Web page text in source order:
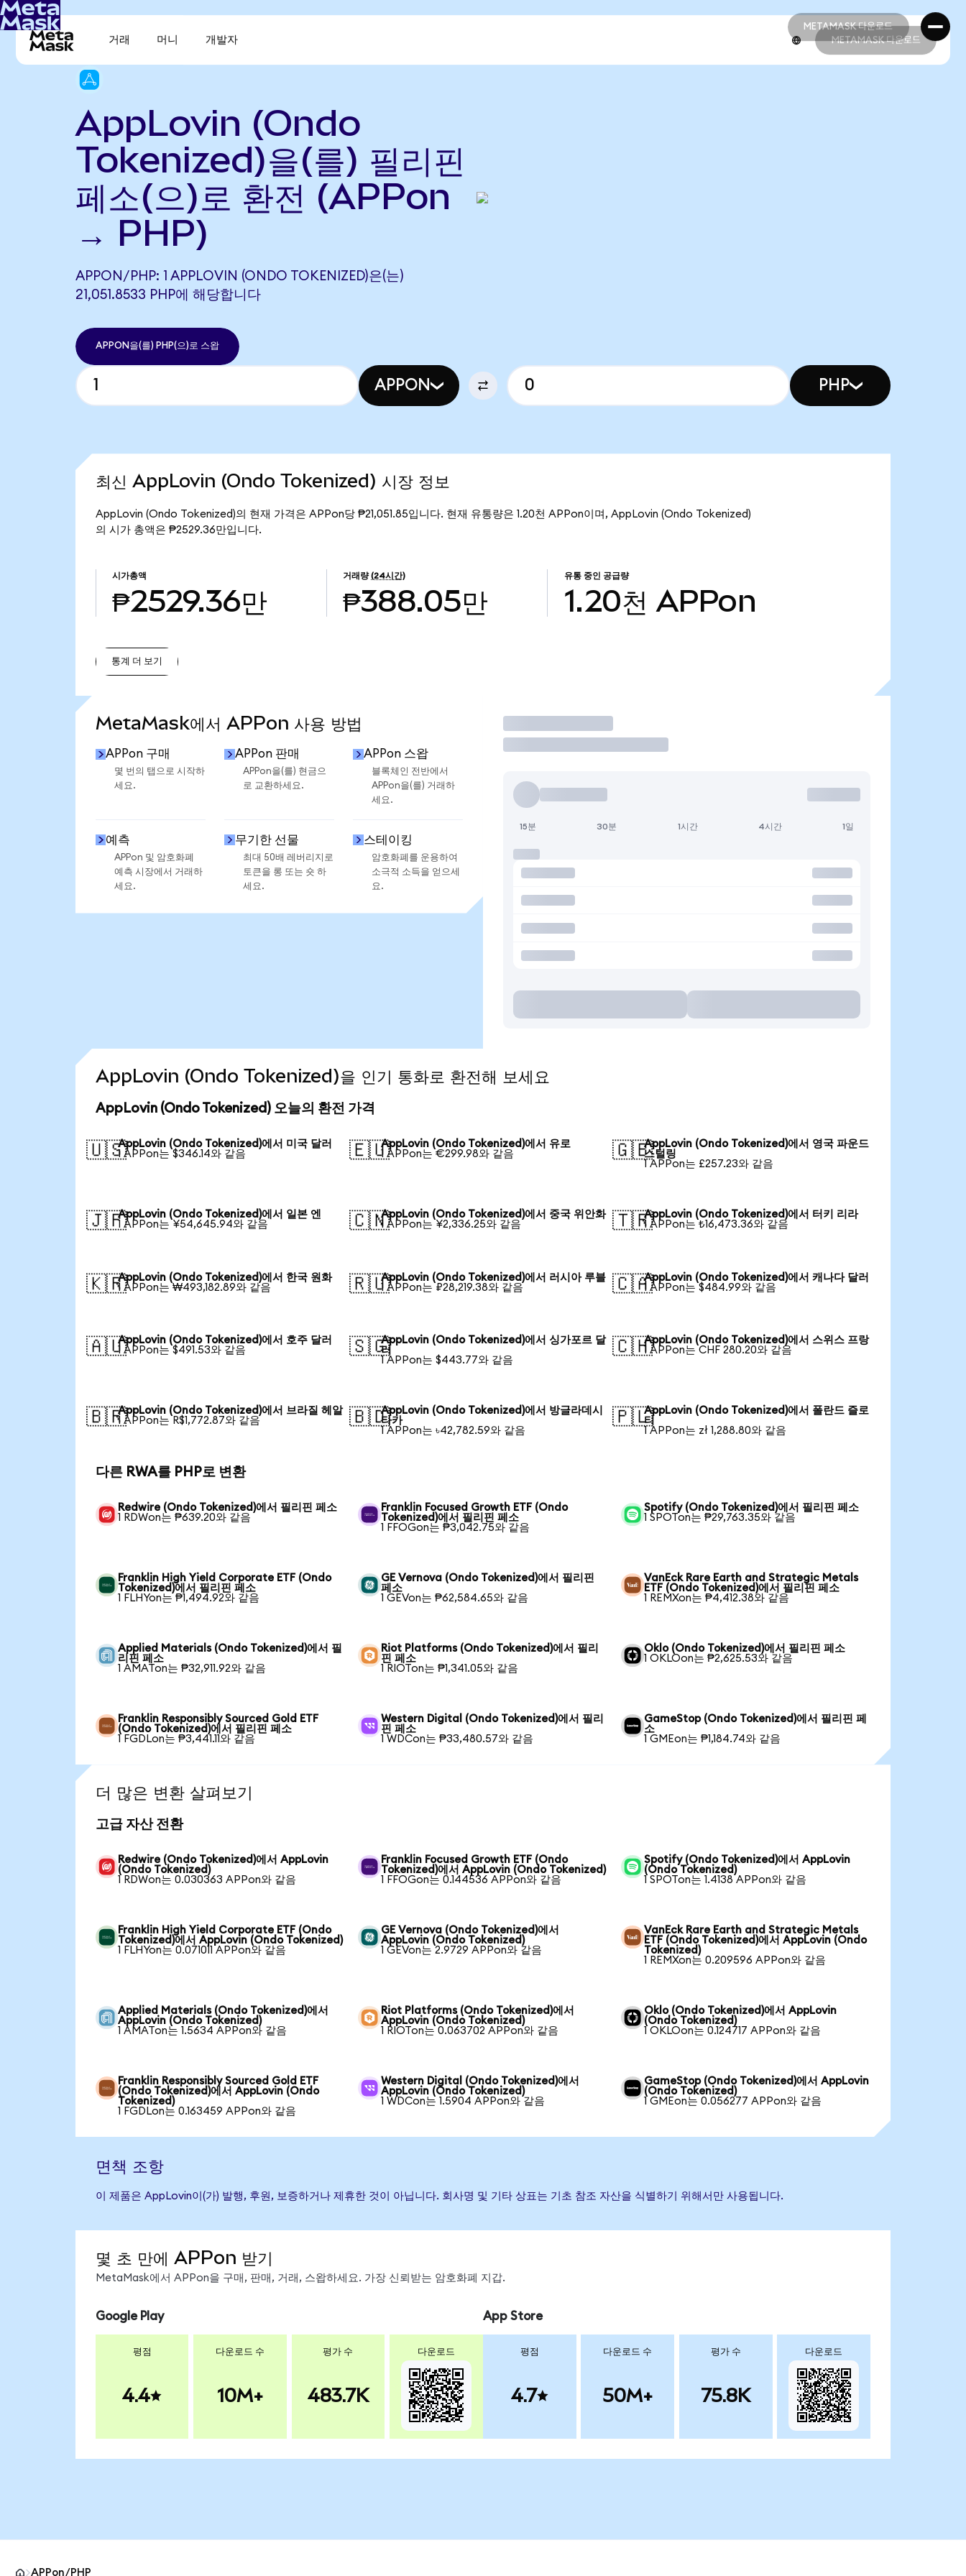
METAMASK 다운로드
METAMASK 다운로드
거래 머니 개발자 METAMASK 다운로드
AppLovin (Ondo
Tokenized)을(를) 필리핀
페소(으)로 환전 (APPon
→ PHP)
APPON/PHP: 1 APPLOVIN (ONDO TOKENIZED)은(는)
21,051.8533 PHP에 해당합니다
APPON을(를) PHP(으)로 스왑
APPON PHP
최신 AppLovin (Ondo Tokenized) 시장 정보
AppLovin (Ondo Tokenized)의 현재 가격은 APPon당 ₱21,051.85입니다. 현재 유통량은 1.20천 APPon이며, AppLovin (Ondo Tokenized)
의 시가 총액은 ₱2529.36만입니다.
시가총액
₱2529.36만
거래량 (24시간)
₱388.05만
유통 중인 공급량
1.20천 APPon
통계 더 보기
MetaMask에서 APPon 사용 방법
APPon 구매
몇 번의 탭으로 시작하
세요.
APPon 판매
APPon을(를) 현금으
로 교환하세요.
APPon 스왑
블록체인 전반에서
APPon을(를) 거래하
세요.
예측
APPon 및 암호화폐
예측 시장에서 거래하
세요.
무기한 선물
최대 50배 레버리지로
토큰을 롱 또는 숏 하
세요.
스테이킹
암호화폐를 운용하여
소극적 소득을 얻으세
요.
거래
15분 30분 1시간 4시간 1일
AppLovin (Ondo Tokenized)을 인기 통화로 환전해 보세요
AppLovin (Ondo Tokenized) 오늘의 환전 가격
🇺🇸AppLovin (Ondo Tokenized)에서 미국 달러
1 APPon는 $346.14와 같음
🇪🇺AppLovin (Ondo Tokenized)에서 유로
1 APPon는 €299.98와 같음
🇬🇧AppLovin (Ondo Tokenized)에서 영국 파운드
스털링
1 APPon는 £257.23와 같음
🇯🇵AppLovin (Ondo Tokenized)에서 일본 엔
1 APPon는 ¥54,645.94와 같음
🇨🇳AppLovin (Ondo Tokenized)에서 중국 위안화
1 APPon는 ¥2,336.25와 같음
🇹🇷AppLovin (Ondo Tokenized)에서 터키 리라
1 APPon는 ₺16,473.36와 같음
🇰🇷AppLovin (Ondo Tokenized)에서 한국 원화
1 APPon는 ₩493,182.89와 같음
🇷🇺AppLovin (Ondo Tokenized)에서 러시아 루블
1 APPon는 ₽28,219.38와 같음
🇨🇦AppLovin (Ondo Tokenized)에서 캐나다 달러
1 APPon는 $484.99와 같음
🇦🇺AppLovin (Ondo Tokenized)에서 호주 달러
1 APPon는 $491.53와 같음
🇸🇬AppLovin (Ondo Tokenized)에서 싱가포르 달
러
1 APPon는 $443.77와 같음
🇨🇭AppLovin (Ondo Tokenized)에서 스위스 프랑
1 APPon는 CHF 280.20와 같음
🇧🇷AppLovin (Ondo Tokenized)에서 브라질 헤알
1 APPon는 R$1,772.87와 같음
🇧🇩AppLovin (Ondo Tokenized)에서 방글라데시
타카
1 APPon는 ৳42,782.59와 같음
🇵🇱AppLovin (Ondo Tokenized)에서 폴란드 즐로
티
1 APPon는 zł 1,288.80와 같음
다른 RWA를 PHP로 변환
Redwire (Ondo Tokenized)에서 필리핀 페소
1 RDWon는 ₱639.20와 같음
Franklin Focused Growth ETF (Ondo
Tokenized)에서 필리핀 페소
1 FFOGon는 ₱3,042.75와 같음
Spotify (Ondo Tokenized)에서 필리핀 페소
1 SPOTon는 ₱29,763.35와 같음
Franklin High Yield Corporate ETF (Ondo
Tokenized)에서 필리핀 페소
1 FLHYon는 ₱1,494.92와 같음
GE Vernova (Ondo Tokenized)에서 필리핀
페소
1 GEVon는 ₱62,584.65와 같음
VanEck Rare Earth and Strategic Metals
ETF (Ondo Tokenized)에서 필리핀 페소
1 REMXon는 ₱4,412.38와 같음
Applied Materials (Ondo Tokenized)에서 필
리핀 페소
1 AMATon는 ₱32,911.92와 같음
Riot Platforms (Ondo Tokenized)에서 필리
핀 페소
1 RIOTon는 ₱1,341.05와 같음
Oklo (Ondo Tokenized)에서 필리핀 페소
1 OKLOon는 ₱2,625.53와 같음
Franklin Responsibly Sourced Gold ETF
(Ondo Tokenized)에서 필리핀 페소
1 FGDLon는 ₱3,441.11와 같음
Western Digital (Ondo Tokenized)에서 필리
핀 페소
1 WDCon는 ₱33,480.57와 같음
GameStop (Ondo Tokenized)에서 필리핀 페
소
1 GMEon는 ₱1,184.74와 같음
더 많은 변환 살펴보기
고급 자산 전환
Redwire (Ondo Tokenized)에서 AppLovin
(Ondo Tokenized)
1 RDWon는 0.030363 APPon와 같음
Franklin Focused Growth ETF (Ondo
Tokenized)에서 AppLovin (Ondo Tokenized)
1 FFOGon는 0.144536 APPon와 같음
Spotify (Ondo Tokenized)에서 AppLovin
(Ondo Tokenized)
1 SPOTon는 1.4138 APPon와 같음
Franklin High Yield Corporate ETF (Ondo
Tokenized)에서 AppLovin (Ondo Tokenized)
1 FLHYon는 0.071011 APPon와 같음
GE Vernova (Ondo Tokenized)에서
AppLovin (Ondo Tokenized)
1 GEVon는 2.9729 APPon와 같음
VanEck Rare Earth and Strategic Metals
ETF (Ondo Tokenized)에서 AppLovin (Ondo
Tokenized)
1 REMXon는 0.209596 APPon와 같음
Applied Materials (Ondo Tokenized)에서
AppLovin (Ondo Tokenized)
1 AMATon는 1.5634 APPon와 같음
Riot Platforms (Ondo Tokenized)에서
AppLovin (Ondo Tokenized)
1 RIOTon는 0.063702 APPon와 같음
Oklo (Ondo Tokenized)에서 AppLovin
(Ondo Tokenized)
1 OKLOon는 0.124717 APPon와 같음
Franklin Responsibly Sourced Gold ETF
(Ondo Tokenized)에서 AppLovin (Ondo
Tokenized)
1 FGDLon는 0.163459 APPon와 같음
Western Digital (Ondo Tokenized)에서
AppLovin (Ondo Tokenized)
1 WDCon는 1.5904 APPon와 같음
GameStop (Ondo Tokenized)에서 AppLovin
(Ondo Tokenized)
1 GMEon는 0.056277 APPon와 같음
면책 조항
이 제품은 AppLovin이(가) 발행, 후원, 보증하거나 제휴한 것이 아닙니다. 회사명 및 기타 상표는 기초 참조 자산을 식별하기 위해서만 사용됩니다.
몇 초 만에 APPon 받기
MetaMask에서 APPon을 구매, 판매, 거래, 스왑하세요. 가장 신뢰받는 암호화폐 지갑.
Google Play
평점
4.4
다운로드 수
10M+
평가 수
483.7K
다운로드
App Store
평점
4.7
다운로드 수
50M+
평가 수
75.8K
다운로드
APPon/PHP